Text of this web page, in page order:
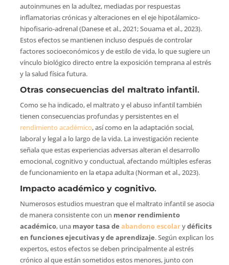
autoinmunes en la adultez, mediadas por respuestas
inflamatorias crónicas y alteraciones en el eje hipotálamico-
hipofisario-adrenal (Danese et al., 2021; Souama et al., 2023).
Estos efectos se mantienen incluso después de controlar
factores socioeconómicos y de estilo de vida, lo que sugiere un
vínculo biológico directo entre la exposición temprana al estrés
y la salud física futura.
Otras consecuencias del maltrato infantil.
Como se ha indicado, el maltrato y el abuso infantil también
tienen consecuencias profundas y persistentes en el
rendimiento académico, así como en la adaptación social,
laboral y legal a lo largo de la vida. La investigación reciente
señala que estas experiencias adversas alteran el desarrollo
emocional, cognitivo y conductual, afectando múltiples esferas
de funcionamiento en la etapa adulta (Norman et al., 2023).
Impacto académico y cognitivo.
Numerosos estudios muestran que el maltrato infantil se asocia
de manera consistente con un menor rendimiento
académico, una mayor tasa de abandono escolarydéficits
en funciones ejecutivas y de aprendizaje. Según explican los
expertos, estos efectos se deben principalmente al estrés
crónico al que están sometidos estos menores, junto con